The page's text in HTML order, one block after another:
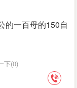
的一百母的150自
下(0)